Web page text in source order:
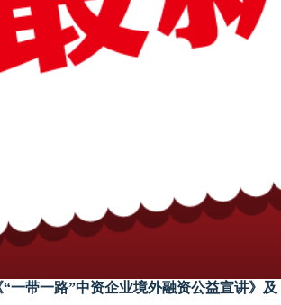
“一带一路”中资企业境外融资公益宣讲》